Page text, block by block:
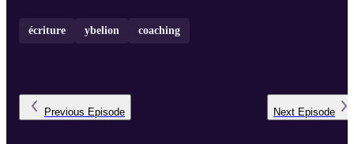
écriture ybelion coaching
Previous Episode Next Episode